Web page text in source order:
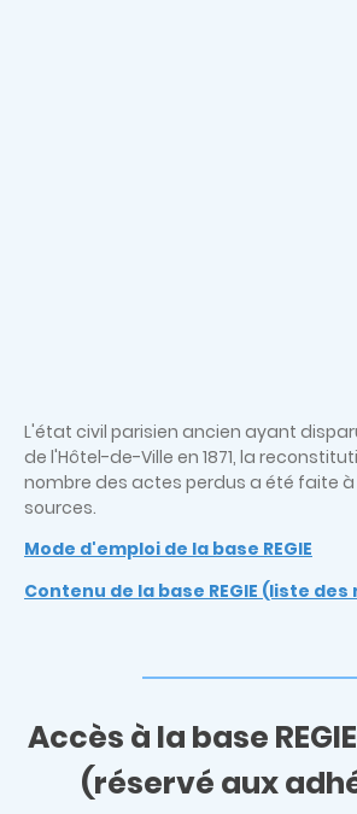
L'état civil parisien ancien ayant
de l'Hôtel-de-Ville en 1871, la
nombre des actes perdus a été faite
sources.
Mode d'emploi de la base REGIE
Contenu de la base REGIE (liste
Accès à la base
(réservé aux